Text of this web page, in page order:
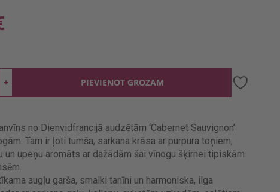
+ PIEVIENOT GROZAM
no Dienvidfrancijā audzētām ‘Cabernet Sauvignon’
Tam ir ļoti tumša, sarkana krāsa ar purpura toņiem,
un upeņu aromāts ar dažādām šai vīnogu šķirnei tipiskām
augļu garša, smalki tanīni un harmoniska, ilga